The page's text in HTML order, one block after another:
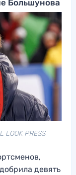
Большунова
PRESS
девять